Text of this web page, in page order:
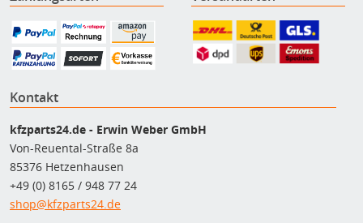
Kontakt
kfzparts24.de - Erwin Weber GmbH
Von-Reuental-Straße 8a
85376 Hetzenhausen
+49 (0) 8165 / 948 77 24
shop@kfzparts24.de